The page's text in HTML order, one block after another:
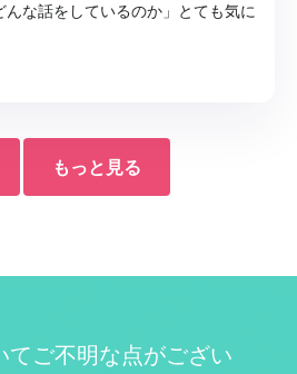
んな話をしているのか」とても気に
もっと見る
ご不明な点がござい